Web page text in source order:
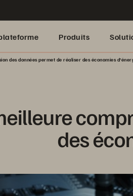
Produits
des données permet de réaliser des économies
des